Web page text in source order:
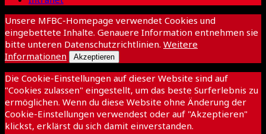
Unsere MFBC-Homepage verwendet Cookies und
eingebettete Inhalte. Genauere Information entnehmen sie
bitte unteren Datenschutzrichtlinien. Weitere
Informationen
Akzeptieren
Die Cookie-Einstellungen auf dieser Website sind auf
"Cookies zulassen" eingestellt, um das beste Surferlebnis zu
ermöglichen. Wenn du diese Website ohne Änderung der
Cookie-Einstellungen verwendest oder auf "Akzeptieren"
klickst, erklärst du sich damit einverstanden.